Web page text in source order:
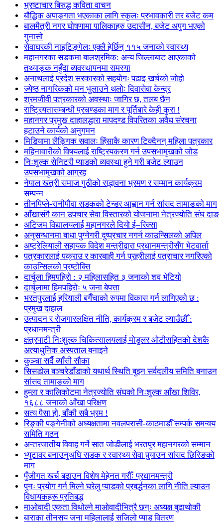
भ्रष्टाचार बिरुद्ध कविता वाचन
बौद्धिक अपाङ्गता भएकाका लागि स्कुलः प्रभावकारी तर बजेट कम
बालमैत्री नगर घोषणामा पालिकाहरु उदासीन, बजेट अपुग भएको
गुनासो
सेवाघरकी नाइटिङ्गेलः एक्लै हेर्छिन् ११५ जनाको स्वास्थ्य
महानगरका सडकमा बालश्रमिक: अन्य जिल्लाबाट आएकाको
तथ्याङ्क नहुँदा व्यवस्थापनमा समस्या
अनाथलाई प्रदेश सरकारको सहयोगः पढाइ खर्चको जोहो
ज्येष्ठ नागरिकको मन भुलाउने थलोः दिवासेवा केन्द्र
श्रमजीवी पत्रकारको अवस्थाः जागिर छ, तलब छैन
राष्ट्रियतासम्बन्धी प्रचण्डका माग र पूर्तिबारे केही कुरा !
महानगर प्रमुख दाहालद्धारा मापदण्ड विपरितका अवैध संरचना
हटाउने कार्यको अनुगमन
मिडियामा लैङ्गिक सवालः हिंसाकै कारण टिक्दैनन् महिला पत्रकार
महिनावारीको विषयलाई राष्ट्रियकरण गर्न उपसभामुखको जोड
निःशुल्क सेनिटरी प्याडको व्यवस्था हुने गरी बजेट ल्याउन
उपसभामुखको आग्रह
नेपाल खत्री समाज गुठीको सद्भावना भ्रमण र सम्मान कार्यक्रम
सम्पन्न
तीनपिप्ले-रानीपौवा सडकको टेन्डर आह्वान गर्न सांसद तामाङको माग
आँखासंगै कान उपचार सेवा विस्तारको योजनामा नेत्रज्योति संघ दाङ
अटिजम विद्यालयलाई महानगरले दियो ई–रिक्सा
अनुसन्धानमा बाधा पुग्नेगरी दुष्प्रचार नगर्न काउन्सिलको अपिल
अष्ट्रेलियाली सहायक विदेश मन्त्रीद्वारा प्रधानमन्त्रीसँग भेटवार्ता
पत्रकारलाई पक्राउ र कारबाही गर्न प्रहरीलाई पत्राचार नगरिएको
काउन्सिलको प्रष्टोक्ति
दार्चुला हिमपहिरो : २ महिलासहित ३ जनाको शव भेटियो
दार्चुलामा हिमपहिरोः ५ जना बेपत्ता
भरतपुरलाई हरियाली बगैँचाको रुपमा विकास गर्न लागिएको छ :
प्रमुख दाहाल
उत्पादन र रोजगारलक्षित नीति, कार्यक्रम र बजेट ल्याउँछौँ :
प्रधानमन्त्री
क्षत्रपाटी निःशुल्क चिकित्सालयलाई मोडुलर ओटीसहितको देशकै
अत्याधुनिक अस्पताल बनाइने
कुञ्चा सर्दै व्याँसी सौका
सिसडोल बञ्चरेडाँडाको यथार्थ स्थिति बुझ्न सर्वदलीय समिति बनाउन
सांसद तामाङको माग
हुम्ला र कालिकोटमा नेत्रज्योति संघको निःशुल्क आँखा शिविर,
१६८८ जनाको आँखा परिक्षण
सत्य पैसा हो, बाँकी सबै भ्रम !
रिङ्की पङ्गेनीको अध्यक्षतामा नवलपरासी-काठमाडौँ सम्पर्क समन्वय
समिति गठन
अन्तरजातीय विवाह गर्ने सात जोडीलाई भरतपुर महानगरको सम्मान
भ्युटावर बनाउनुअघि सडक र स्वास्थ्य सेवा पुर्‍याउन सांसद छिरिङको
माग
पुँजीगत खर्च बढाउन विशेष मेहेनत गरौँः प्रधानमन्त्री
पुनः प्रयोग गर्न मिल्ने घरेलु प्याडको प्रबर्द्धनका लागि नीति ल्याउन
विधायकहरू प्रतिबद्ध
माओवादी एकता विथोल्ने माओवादीभित्रै छन्ः अध्यक्ष बुढाथोकी
बाराका तीनसय जना महिलालाई सजिलो प्याड वितरण